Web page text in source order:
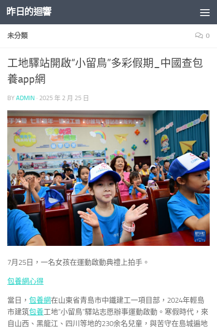
Skip to content
昨日的迴響
未分類 0
工地驛站開啟“小留鳥”多彩假期_中國查包
養app網
BY ADMIN · 2025 年 2 月 25 日
7月25日，一名女孩在運動啟動典禮上拍手。
包養網心得
當日， 包養網在山東省青島市中鐵建工一項目部，2024年輕島
市建筑包養工地“小留鳥”驛站志愿辦事運動啟動。寒假時代，來
自山西、黑龍江、四川等地的230余名兒童，與苦守在島城遍地